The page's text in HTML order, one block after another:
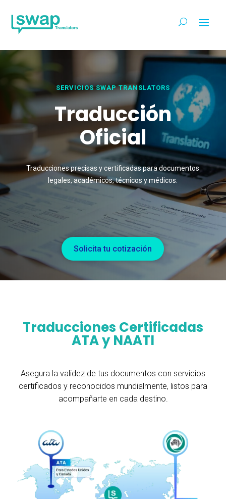
SERVICIOS SWAP TRANSLATORS
Traducción
Oficial
Traducciones precisas y certificadas para documentos
legales, académicos, técnicos y médicos.
Solicita tu cotización
Traducciones Certificadas
ATA y NAATI
Asegura la validez de tus documentos con servicios
certificados y reconocidos mundialmente, listos para
acompañarte en cada destino.